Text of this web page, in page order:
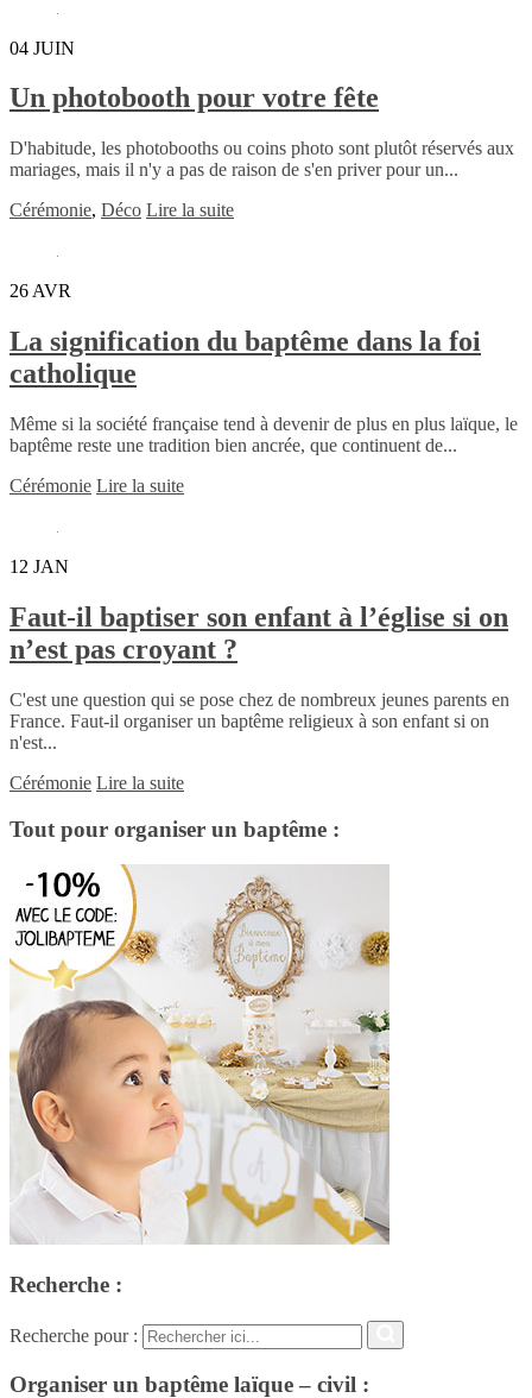
04 JUIN
Un photobooth pour votre fête
D'habitude, les photobooths ou coins photo sont plutôt réservés aux
mariages, mais il n'y a pas de raison de s'en priver pour un...
Cérémonie, Déco Lire la suite
26 AVR
La signification du baptême dans la foi
catholique
Même si la société française tend à devenir de plus en plus laïque, le
baptême reste une tradition bien ancrée, que continuent de...
Cérémonie Lire la suite
12 JAN
Faut-il baptiser son enfant à l’église si on
n’est pas croyant ?
C'est une question qui se pose chez de nombreux jeunes parents en
France. Faut-il organiser un baptême religieux à son enfant si on
n'est...
Cérémonie Lire la suite
Tout pour organiser un baptême :
Recherche :
Recherche pour :
Organiser un baptême laïque – civil :